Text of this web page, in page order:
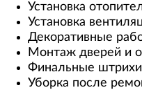
Установка
Установка
Декоративные
Монтаж дверей и
Финальные
Уборка после